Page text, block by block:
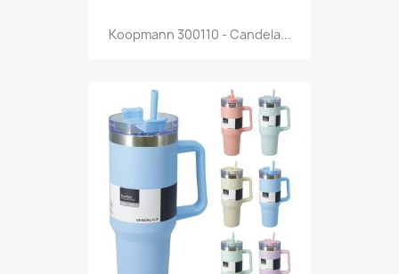
Anteprima
Koopmann 300110 - Candela...